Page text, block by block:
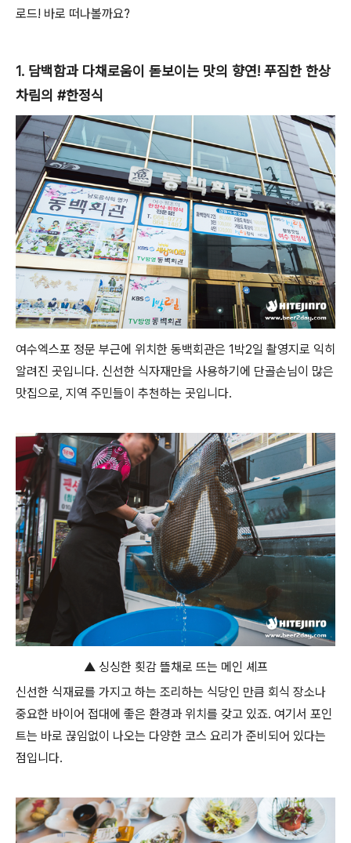
로드! 바로 떠나볼까요?
1. 담백함과 다채로움이 돋보이는 맛의 향연! 푸짐한 한상
차림의 #한정식
여수엑스포 정문 부근에 위치한 동백회관은 1박2일 촬영지로 익히
알려진 곳입니다. 신선한 식자재만을 사용하기에 단골손님이 많은
맛집으로, 지역 주민들이 추천하는 곳입니다.
▲ 싱싱한 횟감 뜰채로 뜨는 메인 셰프
신선한 식재료를 가지고 하는 조리하는 식당인 만큼 회식 장소나
중요한 바이어 접대에 좋은 환경과 위치를 갖고 있죠. 여기서 포인
트는 바로 끊임없이 나오는 다양한 코스 요리가 준비되어 있다는
점입니다.